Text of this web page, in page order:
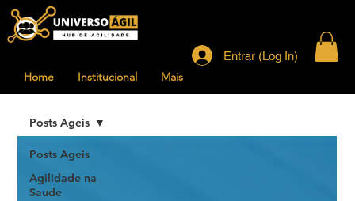
Home Institucional Mais
Entrar (Log In)
Posts Ageis
Agilidade na
Saude
Posts Ageis